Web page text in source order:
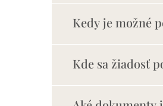
Kedy je možné
Kde sa žiadosť